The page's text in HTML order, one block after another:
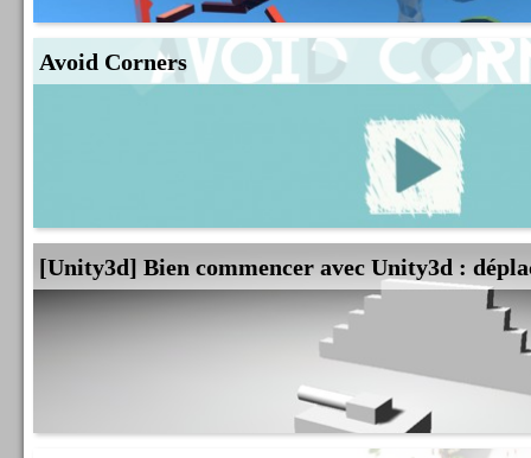
Avoid Corners
[Unity3d] Bien commencer avec Unity3d :